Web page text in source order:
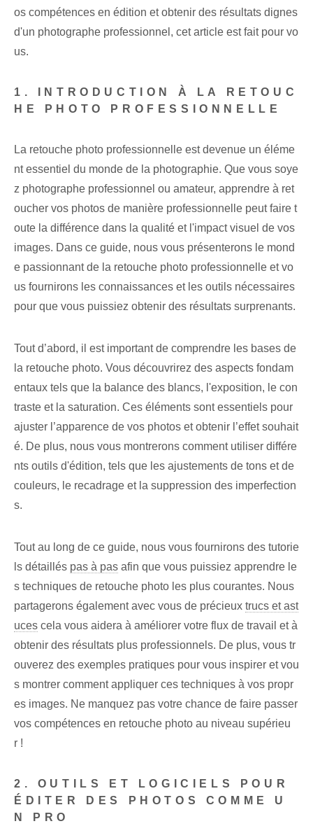
os compétences en édition et obtenir des résultats dignes
d'un photographe professionnel, cet article est fait pour vo
us.
1. INTRODUCTION À LA RETOUC
HE PHOTO PROFESSIONNELLE
La retouche photo professionnelle est devenue un éléme
nt essentiel du monde de la photographie. Que vous soye
z photographe professionnel ou amateur, apprendre à ret
oucher vos photos de manière professionnelle peut faire t
oute la différence dans la qualité et l'impact visuel de vos
images. Dans ce guide, nous vous présenterons le mond
e passionnant de la retouche photo professionnelle et vo
us fournirons les connaissances et les outils nécessaires
pour que vous puissiez obtenir des résultats surprenants.
Tout d’abord, il est important de comprendre les bases de
la retouche photo. Vous découvrirez des aspects fondam
entaux tels que la balance des blancs, l'exposition, le con
traste et la saturation. Ces éléments sont essentiels pour
ajuster l’apparence de vos photos et obtenir l’effet souhait
é. De plus, nous vous montrerons comment utiliser différe
nts outils d'édition, tels que les ajustements de tons et de
couleurs, le recadrage et la suppression des imperfection
s.
Tout au long de ce guide, nous vous fournirons des tutorie
ls détaillés pas à pas afin que vous puissiez apprendre le
s techniques de retouche photo les plus courantes. Nous
partagerons également avec vous de précieux trucs et ast
uces cela vous aidera à améliorer votre flux de travail et à
obtenir des résultats plus professionnels. De plus, vous tr
ouverez des exemples pratiques pour vous inspirer et vou
s montrer comment appliquer ces techniques à vos propr
es images. Ne manquez pas votre chance de faire passer
vos compétences en retouche photo au niveau supérieu
r !
2. OUTILS ET LOGICIELS POUR
ÉDITER DES PHOTOS COMME U
N PRO